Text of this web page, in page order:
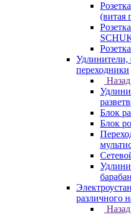
(витая
Удлинители,
переходники
Назад
Блок
Блок
различного
Назад